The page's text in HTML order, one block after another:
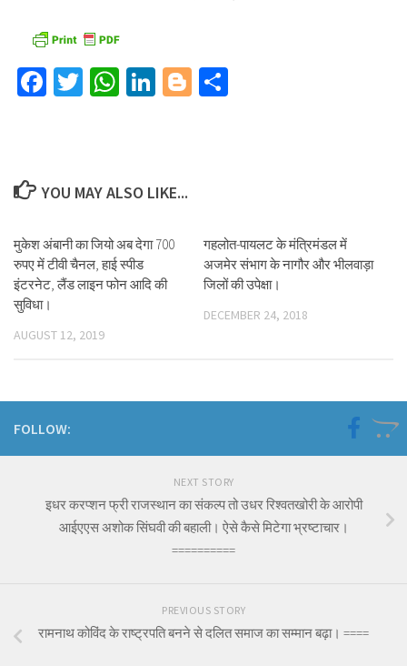
Facebook
TwitterWhatsApp
LinkedIn
Blogger
YOU MAY ALSO LIKE...
मुकेश अंबानी का जियो अब देगा 700
रुपए में टीवी चैनल, हाई स्पीड
इंटरनेट, लैंड लाइन फोन आदि की
सुविधा।
AUGUST 12, 2019
गहलोत-पायलट के मंत्रिमंडल में
अजमेर संभाग के नागौर और भीलवाड़ा
जिलों की उपेक्षा।
DECEMBER 24, 2018
FOLLOW:
NEXT STORY
इधर करप्शन फ्री राजस्थान का संकल्प तो उधर रिश्वतखोरी के आरोपी
आईएएस अशोक सिंघवी की बहाली। ऐसे कैसे मिटेगा भ्रष्टाचार।
==========
PREVIOUS STORY
रामनाथ कोविंद के राष्ट्रपति बनने से दलित समाज का सम्मान बढ़ा। ====